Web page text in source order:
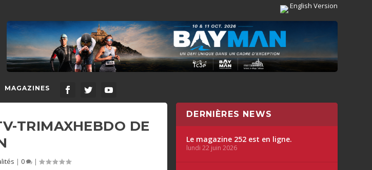
English Version
MAGAZINES
TRIMAXHEBDO DE
|0 |
DERNIÈRES NEWS
Le magazine 252 est en ligne.
lundi 22 juin 2026